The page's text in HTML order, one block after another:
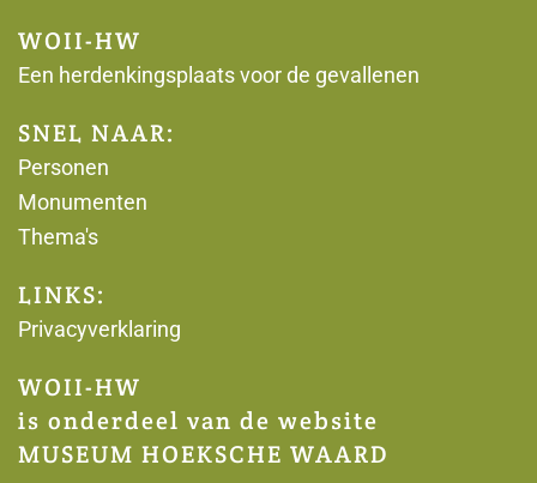
WOII-HW
Een herdenkingsplaats voor de gevallenen
SNEL NAAR:
Personen
Monumenten
Thema's
LINKS:
Privacyverklaring
WOII-HW
is onderdeel van de website
MUSEUM HOEKSCHE WAARD